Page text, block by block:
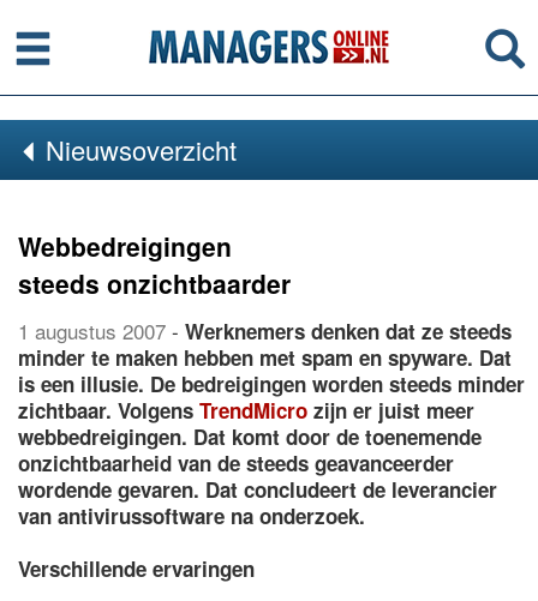
Menu
Nieuwsoverzicht
Webbedreigingen
steeds onzichtbaarder
1 augustus 2007 - Werknemers denken dat ze steeds
minder te maken hebben met spam en spyware. Dat
is een illusie. De bedreigingen worden steeds minder
zichtbaar. Volgens TrendMicro zijn er juist meer
webbedreigingen. Dat komt door de toenemende
onzichtbaarheid van de steeds geavanceerder
wordende gevaren. Dat concludeert de leverancier
van antivirussoftware na onderzoek.
Verschillende ervaringen